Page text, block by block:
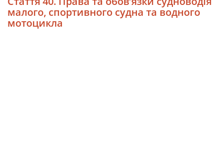
малого, спортивного судна та водного
мотоцикла